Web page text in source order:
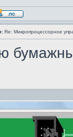
Re: Микропроцессорное